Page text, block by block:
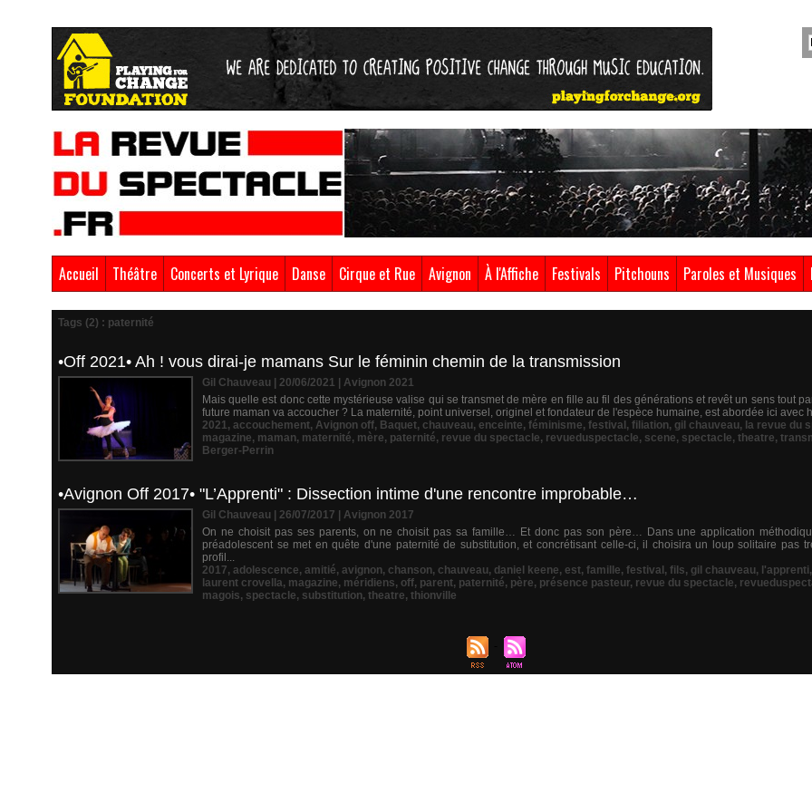
Accueil Théâtre Concerts et Lyrique Danse Cirque et Rue Avignon À l'Affiche Festivals Pitchouns Paroles et Musiques
Tags (2) : paternité
•Off 2021• Ah ! vous dirai-je mamans Sur le féminin chemin de la transmission
Gil Chauveau | 20/06/2021
Avignon 2021
Mais quelle est donc cette mystérieuse valise qui se transmet de mère en fille au fil des générations et revêt un sens tout
future maman va accoucher ? La maternité, point universel, originel et fondateur de l'espèce humaine, est abordée ici avec
2021, accouchement, Avignon off, Baquet, chauveau, enceinte, féminisme, festival , filiation, gil chauveau, la revue du
magazine, maman, maternité, mère, paternité, revue du spectacle, revueduspectacle, scene, spectacle, theatre,
Berger-Perrin
•Avignon Off 2017• "L’Apprenti" : Dissection intime d'une rencontre improbable…
Gil Chauveau | 26/07/2017
Avignon 2017
On ne choisit pas ses parents, on ne choisit pas sa famille… Et donc pas son père… Dans une application
préadolescent se met en quête d'une paternité de substitution, et concrétisant celle-ci, il choisira un loup solitaire pas
profil...
2017, adolescence, amitié, avignon, chanson, chauveau, daniel keene, est, famille, festival , fils, gil chauveau, l'apprenti,
laurent crovella, magazine, méridiens, off, parent, paternité, père, présence pasteur, revue du spectacle,
magois, spectacle, substitution, theatre, thionville